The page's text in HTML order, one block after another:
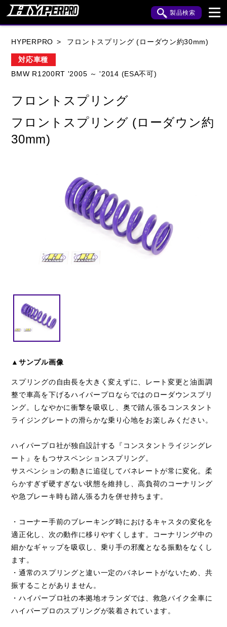
製品検索
BUELL
KTM
MV AGUSTA ROYAL ENFIELD
HYPERPRO フロントスプリング (ローダウン約30mm)
対応車種
BMW R1200RT '2005 ～ '2014 (ESA不可)
フロントスプリング
フロントスプリング (ローダウン約
30mm)
▲サンプル画像
スプリングの自由長を大きく変えずに、レート変更と油面調
整で車高を下げるハイパープロならではのローダウンスプリ
ング。しなやかに衝撃を吸収し、奥で踏ん張るコンスタント
ライジングレートの滑らかな乗り心地をお楽しみください。
ハイパープロ社が独自設計する『コンスタントライジングレ
ート』をもつサスペンションスプリング。
サスペンションの動きに追従してバネレートが常に変化。柔
らかすぎず硬すぎない状態を維持し、高負荷のコーナリング
や急ブレーキ時も踏ん張る力を併せ持ちます。
・コーナー手前のブレーキング時におけるキャスタの変化を
適正化し、次の動作に移りやすくします。コーナリング中の
細かなギャップを吸収し、乗り手の邪魔となる振動をなくし
ます。
・通常のスプリングと違い一定のバネレートがないため、共
振することがありません。
・ハイパープロ社の本拠地オランダでは、救急バイク全車に
ハイパープロのスプリングが装着されています。